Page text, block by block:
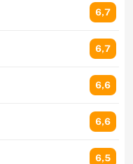
6,7
6,7
6,6
6,6
6,5